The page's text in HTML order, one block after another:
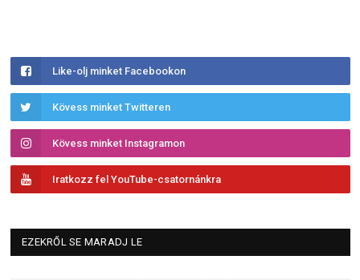
Like-olj minket Facebookon
Kövess minket Twitteren
Kövess minket Instagramon
Iratkozz fel YouTube-csatornánkra
EZEKRŐL SE MARADJ LE